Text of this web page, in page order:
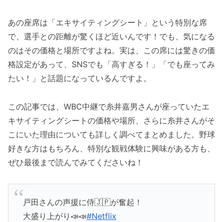
あの座席は「エキサイティングシート」という特別な席
で、選手との距離が驚くほど近いんです！でも、気になる
のはその価格と場所ですよね。実は、この席には驚きの価
格設定があって、SNSでも「高すぎる！」「でも座ってみ
たい！」と話題になっているんですよ。
この記事では、WBC中継で糸井嘉男さんが座っていたエ
キサイティングシートの価格や場所、さらに糸井さんがそ
こにいた理由についても詳しく調べてまとめました。野球
好きな方はもちろん、特別な観戦体験に興味がある方も、
ぜひ最後まで読んでみてくださいね！
戸田さんの声援に侍🇯🇵が奮起！
大盛り上がり📣📣#Netflix